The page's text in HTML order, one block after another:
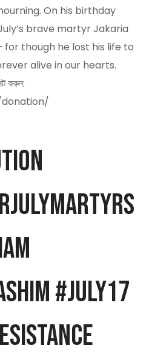
On his birthday
brave martyr Jakaria
though he lost his life to
alive in our hearts.
করুন:
#July17